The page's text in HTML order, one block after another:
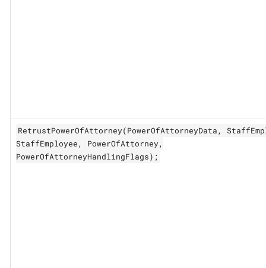
RetrustPowerOfAttorney(PowerOfAttorneyData,
StaffEmployee, PowerOfAttorney,
PowerOfAttorneyHandlingFlags);